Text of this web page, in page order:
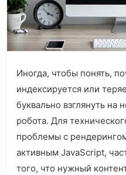
Иногда, чтобы понять,
индексируется или
буквально взглянуть на
робота. Для
проблемы с
активным JavaScript,
того, что нужный